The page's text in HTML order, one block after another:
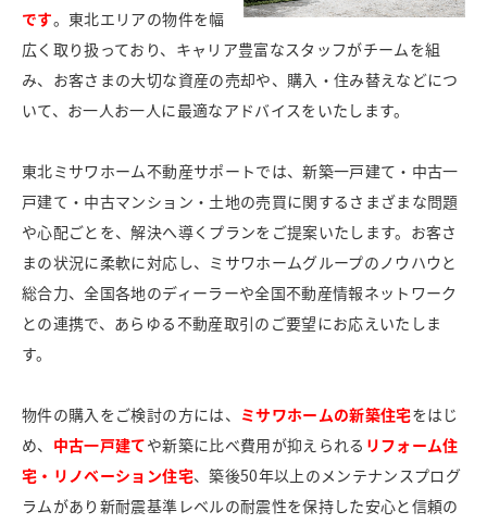
です。東北エリアの物件を幅
広く取り扱っており、キャリア豊富なスタッフがチームを組
み、お客さまの大切な資産の売却や、購入・住み替えなどにつ
いて、お一人お一人に最適なアドバイスをいたします。
東北ミサワホーム不動産サポートでは、新築一戸建て・中古一
戸建て・中古マンション・土地の売買に関するさまざまな問題
や心配ごとを、解決へ導くプランをご提案いたします。お客さ
まの状況に柔軟に対応し、ミサワホームグループのノウハウと
総合力、全国各地のディーラーや全国不動産情報ネットワーク
との連携で、あらゆる不動産取引のご要望にお応えいたしま
す。
物件の購入をご検討の方には、 ミサワホームの新築住宅をはじ
め、 中古一戸建てや新築に比べ費用が抑えられる リフォーム住
宅・リノベーション住宅、築後50年以上のメンテナンスプログ
ラムがあり新耐震基準レベルの耐震性を保持した安心と信頼の